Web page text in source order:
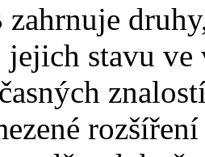
jejich stavu